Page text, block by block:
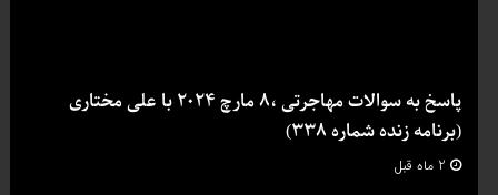
پاسخ به سوالات مهاجرتی ،8 مارچ 2024 با علی مختاری
(برنامه زنده شماره 338)
2 ماه قبل